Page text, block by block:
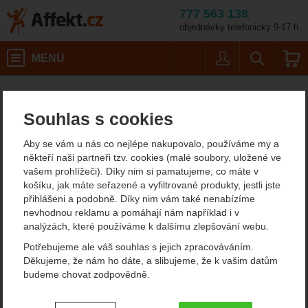
Souhlas s cookies
Aby se vám u nás co nejlépe nakupovalo, používáme my a
někteří naši partneři tzv. cookies (malé soubory, uložené ve
vašem prohlížeči). Díky nim si pamatujeme, co máte v
košíku, jak máte seřazené a vyfiltrované produkty, jestli jste
přihlášeni a podobně. Díky nim vám také nenabízíme
nevhodnou reklamu a pomáhají nám například i v
analýzách, které používáme k dalšímu zlepšování webu.
Potřebujeme ale váš souhlas s jejich zpracováváním.
Děkujeme, že nám ho dáte, a slibujeme, že k vašim datům
budeme chovat zodpovědně.
Nastavení souhlasů s kategoriemi
777 563 138
objednávky telefonicky 9-17 h.
MENU
Barva:
Hanwag Torsby Low SF
Extra GTX
Fotografie
předchozí